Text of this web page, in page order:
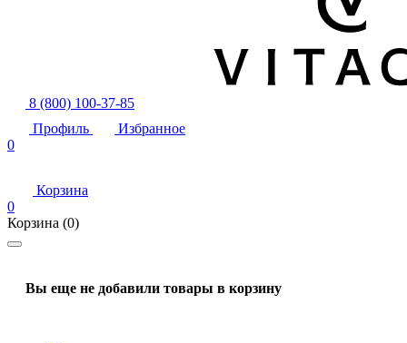
8 (800) 100-37-85
Профиль
Избранное
0
Корзина
0
Корзина (0)
Вы еще не добавили товары в корзину